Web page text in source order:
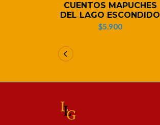
CUENTOS MAPUCHES
DEL LAGO ESCONDIDO
$5.900